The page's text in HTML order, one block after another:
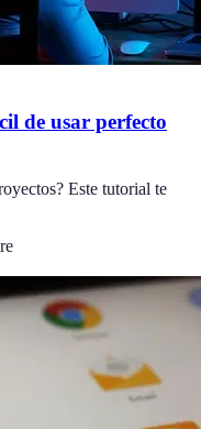
de usar perfecto
Este tutorial te